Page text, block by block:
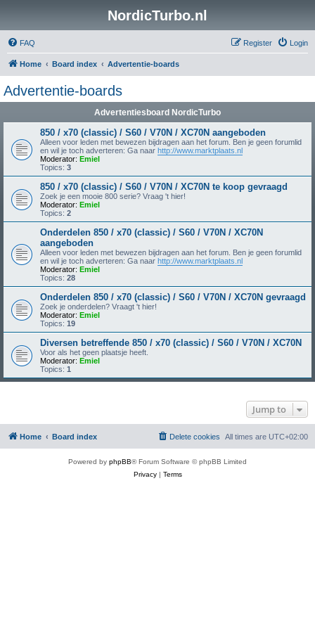
NordicTurbo.nl
FAQ Login
Register
Home Board index Advertentie-boards
Advertentie-boards
Advertentiesboard NordicTurbo
850 / x70 (classic) / S60 / V70N / XC70N aangeboden
Alleen voor leden met bewezen bijdragen aan het forum. Ben je geen forumlid
en wil je toch adverteren: Ga naar http://www.marktplaats.nl
Moderator: Emiel
Topics: 3
850 / x70 (classic) / S60 / V70N / XC70N te koop gevraagd
Zoek je een mooie 800 serie? Vraag 't hier!
Moderator: Emiel
Topics: 2
Onderdelen 850 / x70 (classic) / S60 / V70N / XC70N
aangeboden
Alleen voor leden met bewezen bijdragen aan het forum. Ben je geen forumlid
en wil je toch adverteren: Ga naar http://www.marktplaats.nl
Moderator: Emiel
Topics: 28
Onderdelen 850 / x70 (classic) / S60 / V70N / XC70N gevraagd
Zoek je onderdelen? Vraagt 't hier!
Moderator: Emiel
Topics: 19
Diversen betreffende 850 / x70 (classic) / S60 / V70N / XC70N
Voor als het geen plaatsje heeft.
Moderator: Emiel
Topics: 1
Jump to
Home Board index All times are UTC+02:00
Delete cookies
Powered by phpBB® Forum Software © phpBB Limited
Privacy| Terms